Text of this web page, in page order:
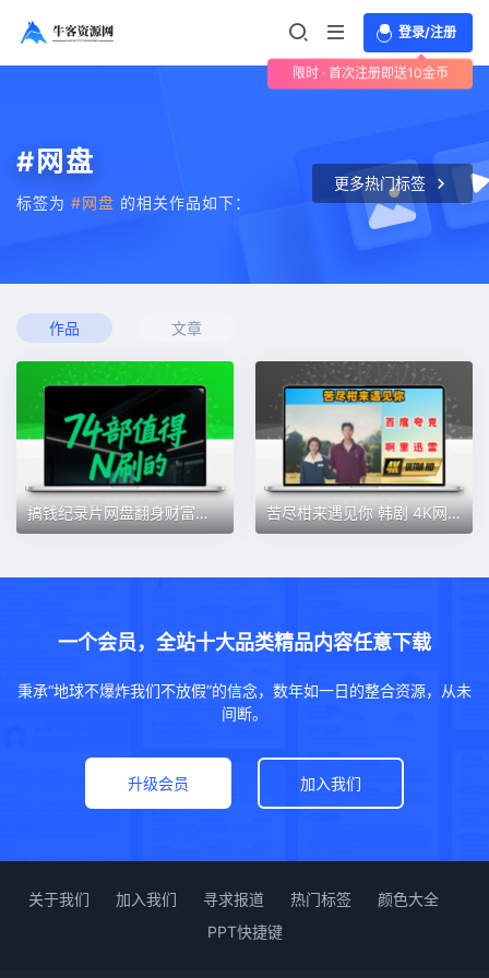
登录/注册
限时 · 首次注册即送10金币
#网盘
标签为 #网盘 的相关作品如下：
更多热门标签
作品 文章
搞钱纪录片网盘翻身财富自由搞钱认知思维格局巴菲特富豪金钱记录 苦尽柑来遇见你 韩剧 4K网盘秒发
一个会员，全站十大品类精品内容任意下载
秉承“地球不爆炸我们不放假”的信念，数年如一日的整合资源，从未
间断。
升级会员 加入我们
关于我们 加入我们 寻求报道 热门标签
颜色大全
PPT快捷键